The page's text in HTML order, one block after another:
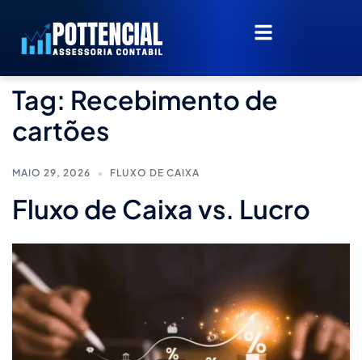
Tag: Recebimento de
cartões
MAIO 29, 2026 FLUXO DE CAIXA
Fluxo de Caixa vs. Lucro